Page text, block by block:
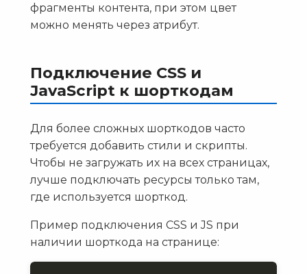
фрагменты контента, при этом цвет
можно менять через атрибут.
Подключение CSS и
JavaScript к шорткодам
Для более сложных шорткодов часто
требуется добавить стили и скрипты.
Чтобы не загружать их на всех страницах,
лучше подключать ресурсы только там,
где используется шорткод.
Пример подключения CSS и JS при
наличии шорткода на странице: